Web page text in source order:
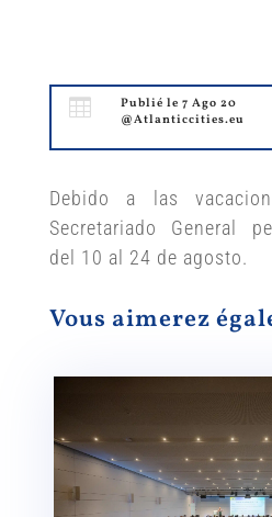

Publié le 7 Ago 20
@Atlanticcities.eu
Debido a las
Secretariado General
del 10 al 24 de agosto.
Vous aimerez